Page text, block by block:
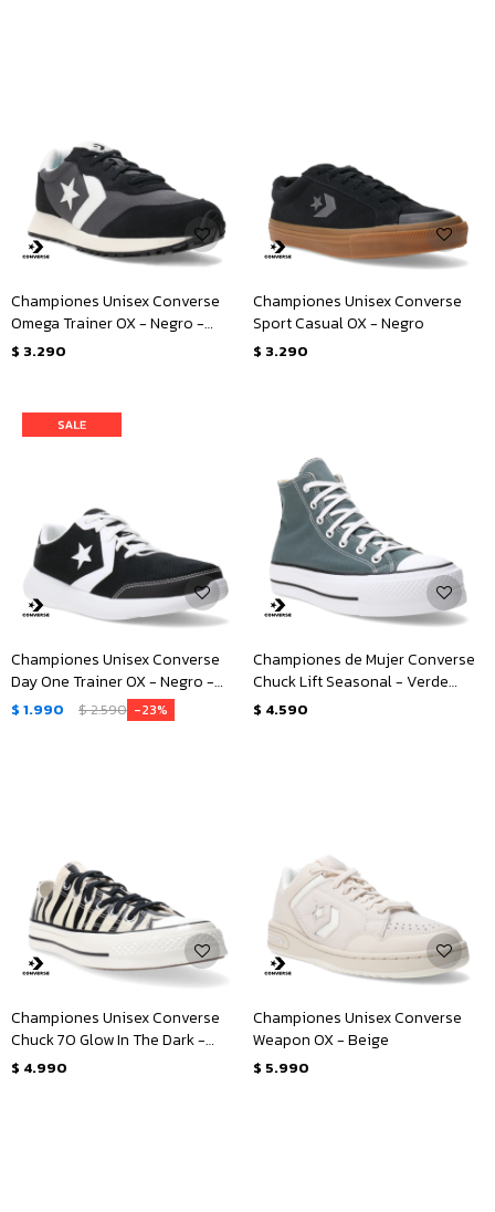
Championes Unisex Converse
Omega Trainer OX - Negro -
Blanco
$ 3.290
Championes Unisex Converse
Sport Casual OX - Negro
$ 3.290
Championes Unisex Converse
Day One Trainer OX - Negro -
Blanco
$ 1.990 $2.590 23
Championes de Mujer Converse
Chuck Lift Seasonal - Verde
Oscuro
$ 4.590
Championes Unisex Converse
Chuck 70 Glow In The Dark -
Beige Natural - Negro
$ 4.990
Championes Unisex Converse
Weapon OX - Beige
$ 5.990